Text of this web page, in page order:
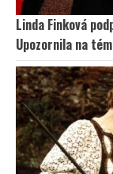
Linda Finková
Upozornila na